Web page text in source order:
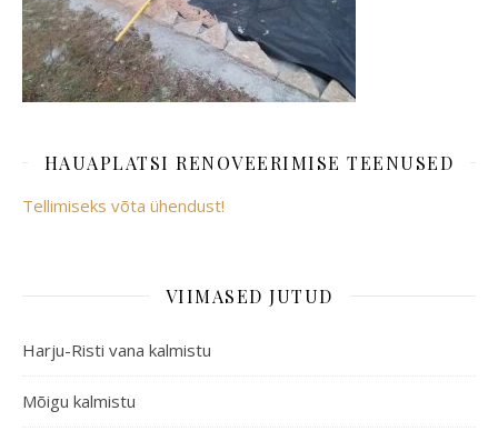
HAUAPLATSI RENOVEERIMISE TEENUSED
Tellimiseks võta ühendust!
VIIMASED JUTUD
Harju-Risti vana kalmistu
Mõigu kalmistu